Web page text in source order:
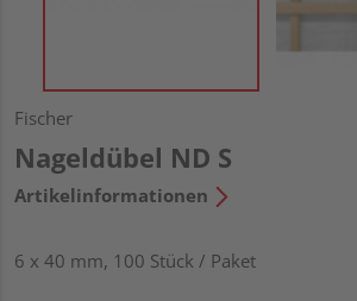
Fischer
Nageldübel ND S
Artikelinformationen
6 x 40 mm, 100 Stück / Paket